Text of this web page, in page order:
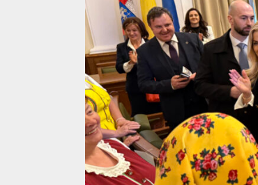
“Orasul
ALEXANDRU S.
4 min read